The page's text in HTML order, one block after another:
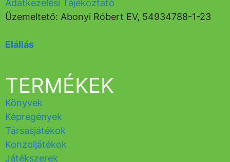
TERMÉKEK
Könyvek
Képregények
Társasjátékok
Konzoljátékok
Játékszerek
Adatkezelési Tájékoztató
Üzemeltető: Abonyi Róbert EV, 54934788-1-23
Elállás